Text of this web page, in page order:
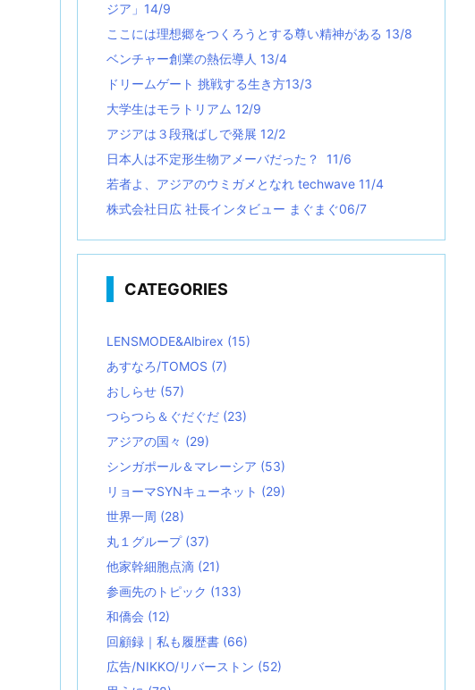
ジア」14/9
ここには理想郷をつくろうとする尊い精神がある 13/8
ベンチャー創業の熱伝導人 13/4
ドリームゲート 挑戦する生き方13/3
大学生はモラトリアム 12/9
アジアは３段飛ばしで発展 12/2
日本人は不定形生物アメーバだった？ 11/6
若者よ、アジアのウミガメとなれ techwave 11/4
株式会社日広 社長インタビュー まぐまぐ06/7
CATEGORIES
LENSMODE&Albirex (15)
あすなろ/TOMOS (7)
おしらせ (57)
つらつら＆ぐだぐだ (23)
アジアの国々 (29)
シンガポール＆マレーシア (53)
リョーマSYNキューネット (29)
世界一周 (28)
丸１グループ (37)
他家幹細胞点滴 (21)
参画先のトピック (133)
和僑会 (12)
回顧録｜私も履歴書 (66)
広告/NIKKO/リバーストン (52)